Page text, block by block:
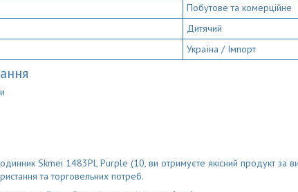
Побутове та комерційне
Дитячий
Україна / Імпорт
Skmei 1483PL Purple (10, ви отримуєте якісний продукт за
та торговельних потреб.